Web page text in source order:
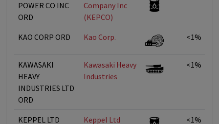
POWER CO INC
ORD
Company Inc
(KEPCO)
KAO CORP ORD Kao Corp. <1%
KAWASAKI
HEAVY
INDUSTRIES LTD
ORD
Kawasaki Heavy
Industries
<1%
KEPPEL LTD
Keppel Ltd <1%